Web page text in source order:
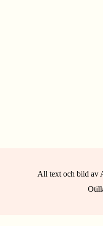
All text och bild av